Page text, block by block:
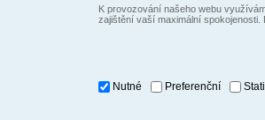
K provozování našeho webu
zajištění vaší maximální
Nutné Preferenční